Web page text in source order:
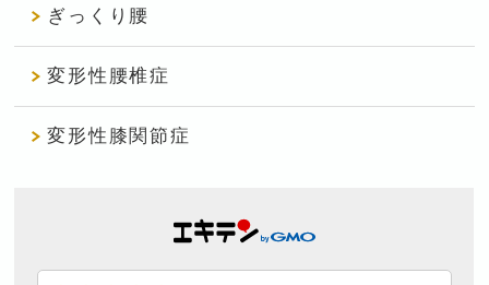
ぎっくり腰
変形性腰椎症
変形性膝関節症